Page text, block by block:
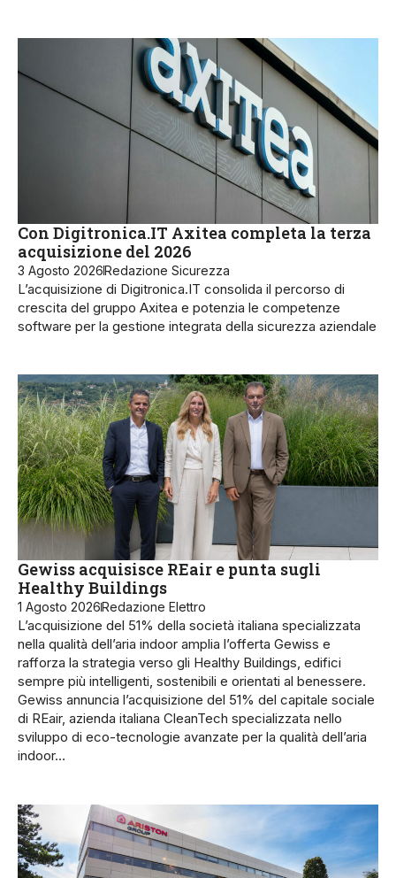
Con Digitronica.IT Axitea completa la terza
acquisizione del 2026
3 Agosto 2026Redazione Sicurezza
L’acquisizione di Digitronica.IT consolida il percorso di
crescita del gruppo Axitea e potenzia le competenze
software per la gestione integrata della sicurezza aziendale
Gewiss acquisisce REair e punta sugli
Healthy Buildings
1 Agosto 2026Redazione Elettro
L’acquisizione del 51% della società italiana specializzata
nella qualità dell’aria indoor amplia l’offerta Gewiss e
rafforza la strategia verso gli Healthy Buildings, edifici
sempre più intelligenti, sostenibili e orientati al benessere.
Gewiss annuncia l’acquisizione del 51% del capitale sociale
di REair, azienda italiana CleanTech specializzata nello
sviluppo di eco-tecnologie avanzate per la qualità dell’aria
indoor…